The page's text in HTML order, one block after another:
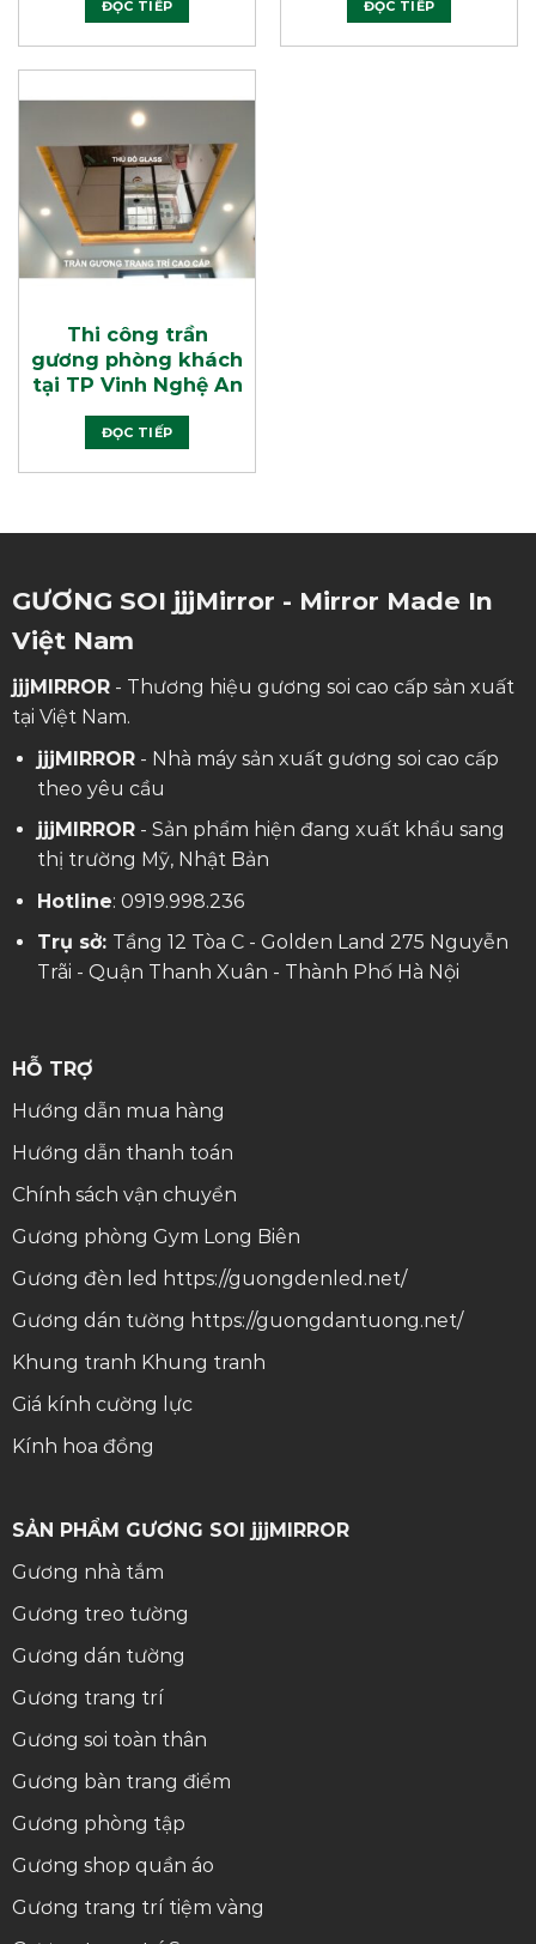
ĐỌC TIẾP ĐỌC TIẾP
Thi công trần
gương phòng khách
tại TP Vinh Nghệ An
ĐỌC TIẾP
GƯƠNG SOI jjjMirror - Mirror Made In
Việt Nam
jjjMIRROR- Thương hiệu gương soi cao cấp sản xuất
tại Việt Nam.
jjjMIRROR- Nhà máy sản xuất gương soi cao cấp
theo yêu cầu
jjjMIRROR- Sản phẩm hiện đang xuất khẩu sang
thị trường Mỹ, Nhật Bản
Hotline: 0919.998.236
Trụ sở: Tầng 12 Tòa C - Golden Land 275 Nguyễn
Trãi - Quận Thanh Xuân - Thành Phố Hà Nội
HỖ TRỢ
Hướng dẫn mua hàng
Hướng dẫn thanh toán
Chính sách vận chuyển
Gương phòng Gym Long Biên
Gương đèn led https://guongdenled.net/
Gương dán tường https://guongdantuong.net/
Khung tranh Khung tranh
Giá kính cường lực
Kính hoa đồng
SẢN PHẨM GƯƠNG SOI jjjMIRROR
Gương nhà tắm
Gương treo tường
Gương dán tường
Gương trang trí
Gương soi toàn thân
Gương bàn trang điểm
Gương phòng tập
Gương shop quần áo
Gương trang trí tiệm vàng